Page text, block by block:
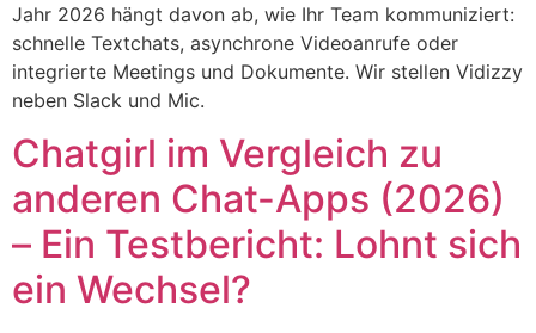
Jahr 2026 hängt davon ab, wie Ihr Team kommuniziert:
schnelle Textchats, asynchrone Videoanrufe oder
integrierte Meetings und Dokumente. Wir stellen Vidizzy
neben Slack und Mic.
Chatgirl im Vergleich zu
anderen Chat-Apps (2026)
– Ein Testbericht: Lohnt sich
ein Wechsel?